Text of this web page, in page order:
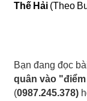
Thế Hải (Theo
Bạn đang đọc
quân vào
(0987.245.378)